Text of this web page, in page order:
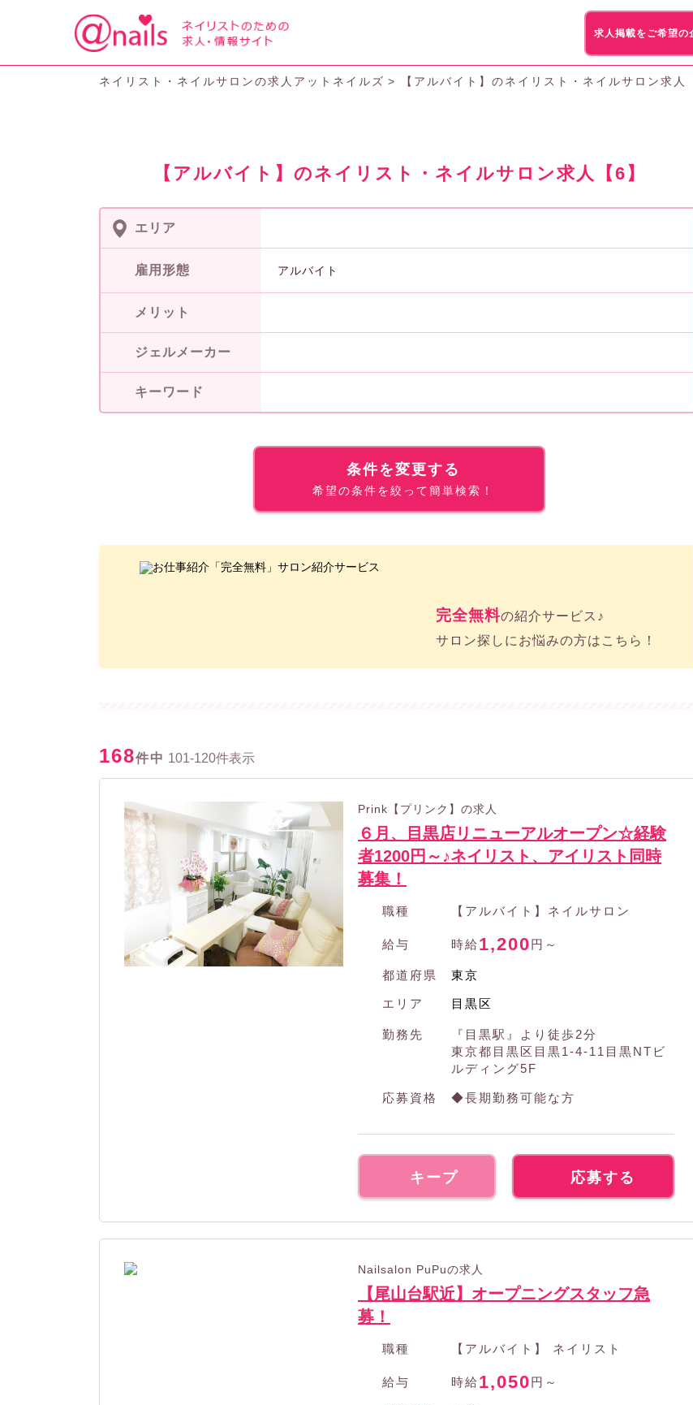
求人掲載をご希望の
ネイリスト・ネイルサロンの求人アットネイルズ 【アルバイト】のネイリスト・ネイルサロン求人
【アルバイト】のネイリスト・ネイルサロン求人【6】
エリア
雇用形態 アルバイト
メリット
ジェルメーカー
キーワード
条件を変更する
希望の条件を絞って簡単検索！
完全無料の紹介サービス♪
サロン探しにお悩みの方はこちら！
168件中 101-120件表示
Prink【プリンク】の求人
６月、目黒店リニューアルオープン☆経験
者1200円～♪ネイリスト、アイリスト同時
募集！
職種 【アルバイト】ネイルサロン
給与 時給1,200円～
都道府県 東京
エリア 目黒区
勤務先
『目黒駅』より徒歩2分
東京都目黒区目黒1-4-11目黒NTビ
ルディング5F
応募資格 ◆長期勤務可能な方
キープ 応募する
Nailsalon PuPuの求人
【尾山台駅近】オープニングスタッフ急
募！
職種 【アルバイト】 ネイリスト
給与 時給1,050円～